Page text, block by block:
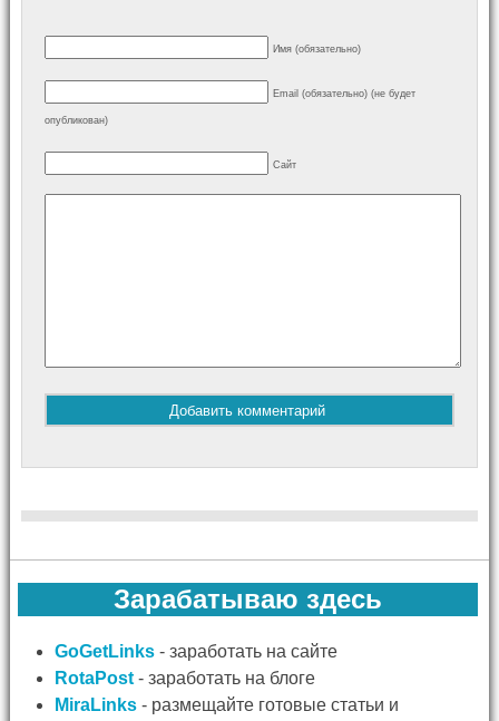
Имя (обязательно)
Email (обязательно) (не будет
опубликован)
Сайт
Зарабатываю здесь
GoGetLinks - заработать на сайте
RotaPost- заработать на блоге
MiraLinks- размещайте готовые статьи и